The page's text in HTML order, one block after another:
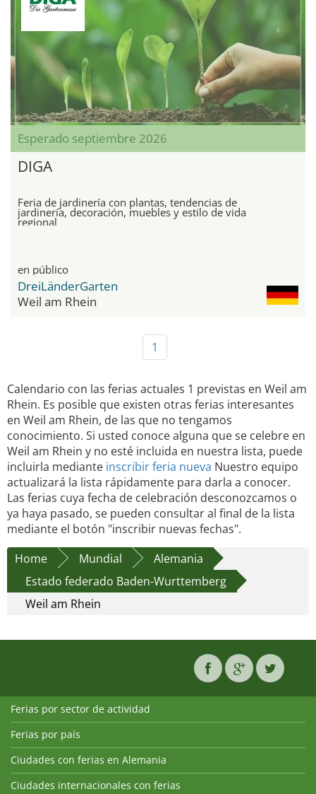
Esperado septiembre 2026
DIGA
Feria de jardinería con plantas, tendencias de
jardinería, decoración, muebles y estilo de vida
regional
en público
DreiLänderGarten
Weil am Rhein
1
Calendario con las ferias actuales 1 previstas en Weil am
Rhein. Es posible que existen otras ferias interesantes
en Weil am Rhein, de las que no tengamos
conocimiento. Si usted conoce alguna que se celebre en
Weil am Rhein y no esté incluida en nuestra lista, puede
incluirla mediante inscribir feria nueva Nuestro equipo
actualizará la lista rápidamente para darla a conocer.
Las ferias cuya fecha de celebración desconozcamos o
ya haya pasado, se pueden consultar al final de la lista
mediante el botón "inscribir nuevas fechas".
Home
Mundial
Alemania
Estado federado Baden-Wurttemberg
Weil am Rhein
Ferias por sector de actividad
Ferias por país
Ciudades con ferias en Alemania
Ciudades internacionales con ferias